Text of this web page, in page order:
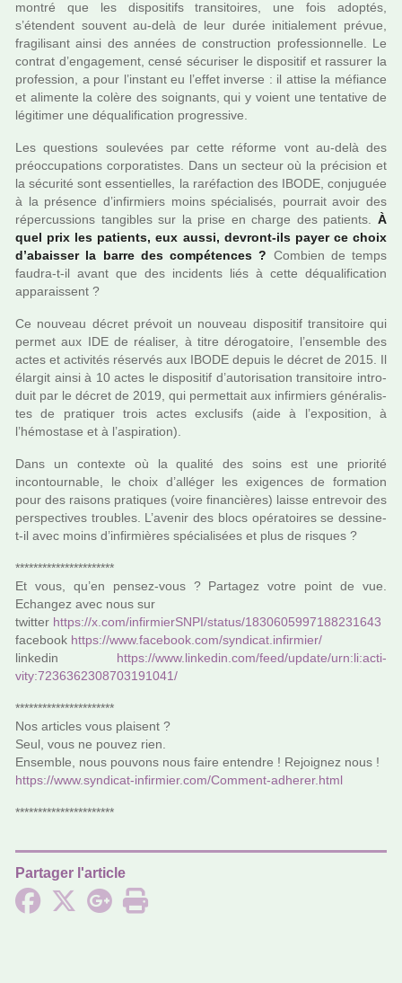
montré que les dis­po­si­tifs tran­si­toi­res, une fois adop­tés,
s’étendent sou­vent au-delà de leur durée ini­tia­le­ment prévue,
fra­gi­li­sant ainsi des années de cons­truc­tion pro­fes­sion­nelle. Le
contrat d’enga­ge­ment, censé sécu­ri­ser le dis­po­si­tif et ras­su­rer la
pro­fes­sion, a pour l’ins­tant eu l’effet inverse : il attise la méfiance
et ali­mente la colère des soi­gnants, qui y voient une ten­ta­tive de
légi­ti­mer une déqua­li­fi­ca­tion pro­gres­sive.
Les ques­tions sou­le­vées par cette réforme vont au-delà des
préoc­cu­pa­tions cor­po­ra­tis­tes. Dans un sec­teur où la pré­ci­sion et
la sécu­rité sont essen­tiel­les, la raré­fac­tion des IBODE, conju­guée
à la pré­sence d’infir­miers moins spé­cia­li­sés, pour­rait avoir des
réper­cus­sions tan­gi­bles sur la prise en charge des patients. À
quel prix les patients, eux aussi, devront-ils payer ce choix
d’abais­ser la barre des com­pé­ten­ces ? Combien de temps
faudra-t-il avant que des inci­dents liés à cette déqua­li­fi­ca­tion
appa­rais­sent ?
Ce nou­veau décret pré­voit un nou­veau dis­po­si­tif tran­si­toire qui
permet aux IDE de réa­li­ser, à titre déro­ga­toire, l’ensem­ble des
actes et acti­vi­tés réser­vés aux IBODE depuis le décret de 2015. Il
élargit ainsi à 10 actes le dis­po­si­tif d’auto­ri­sa­tion tran­si­toire intro­
duit par le décret de 2019, qui per­met­tait aux infir­miers géné­ra­lis­
tes de pra­ti­quer trois actes exclu­sifs (aide à l’expo­si­tion, à
l’hémo­stase et à l’aspi­ra­tion).
Dans un contexte où la qua­lité des soins est une prio­rité
incontour­na­ble, le choix d’allé­ger les exi­gen­ces de for­ma­tion
pour des rai­sons pra­ti­ques (voire finan­ciè­res) laisse entre­voir des
pers­pec­ti­ves trou­bles. L’avenir des blocs opé­ra­toi­res se des­sine-
t-il avec moins d’infir­miè­res spé­cia­li­sées et plus de ris­ques ?
**********************
Et vous, qu’en pensez-vous ? Partagez votre point de vue.
Echangez avec nous sur
twit­ter https://x.com/infir­mierSNPI/status/1830605997188231643
face­book https://www.face­book.com/syn­di­cat.infir­mier/
lin­ke­din
https://www.lin­ke­din.com/feed/update/urn:li:acti­
vity:7236362308703191041/
**********************
Nos arti­cles vous plai­sent ?
Seul, vous ne pouvez rien.
Ensemble, nous pou­­vons nous faire enten­­dre ! Rejoignez nous !
https://www.syn­di­cat-infir­mier.com/Comment-adhe­rer.html
**********************
Partager l'article